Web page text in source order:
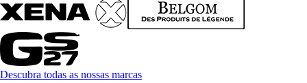
Descubra todas as nossas marcas